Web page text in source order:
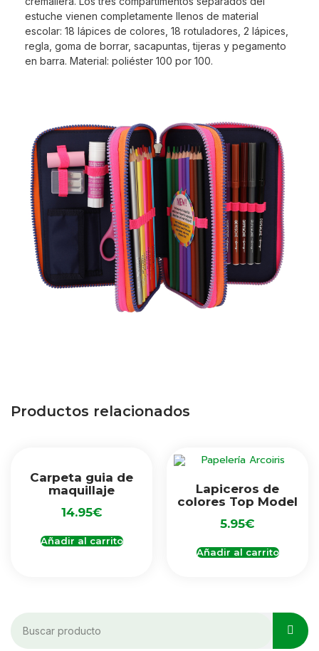
estuche vienen completamente llenos de material
escolar: 18 lápices de colores, 18 rotuladores, 2 lápices,
regla, goma de borrar, sacapuntas, tijeras y pegamento
en barra. Material: poliéster 100 por 100.
Productos relacionados
Carpeta guia de
maquillaje
14.95€
Añadir al carrito
Lapiceros de
colores Top Model
5.95€
Añadir al carrito